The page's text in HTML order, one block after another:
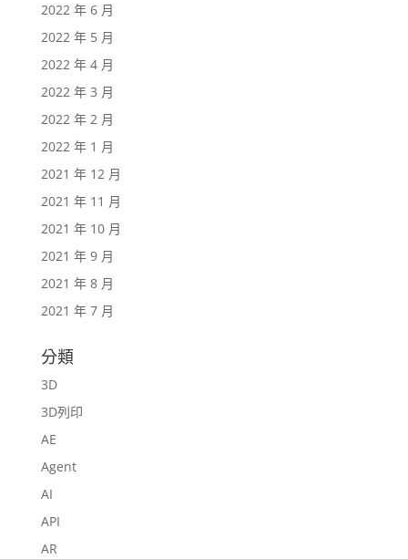
2022 年 6 月
2022 年 5 月
2022 年 4 月
2022 年 3 月
2022 年 2 月
2022 年 1 月
2021 年 12 月
2021 年 11 月
2021 年 10 月
2021 年 9 月
2021 年 8 月
2021 年 7 月
分類
3D
3D列印
AE
Agent
AI
API
AR